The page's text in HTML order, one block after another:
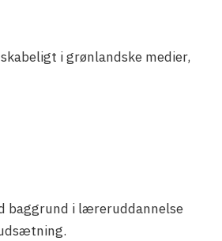
i grønlandske medier,
baggrund i læreruddannelse